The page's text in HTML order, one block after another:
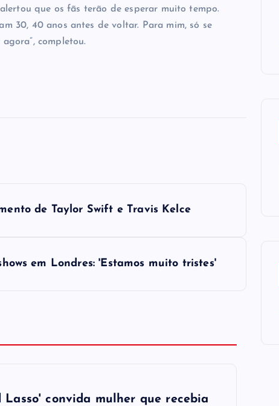
que os fãs terão de esperar muito tempo.
30, 40 anos antes de voltar. Para mim, só se
completou.
de Taylor Swift e Travis Kelce
em Londres: 'Estamos muito tristes'
Lasso' convida mulher que recebia